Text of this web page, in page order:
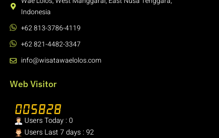
Indonesia
+62 813-3786-4119
+62 821-4482-3347
info@wisatawaelolos.com
Web Visitor
Users Today : 0
Users Last 7 days : 92